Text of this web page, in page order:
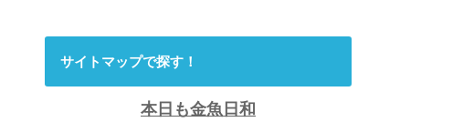
サイトマップで探す！
本日も金魚日和